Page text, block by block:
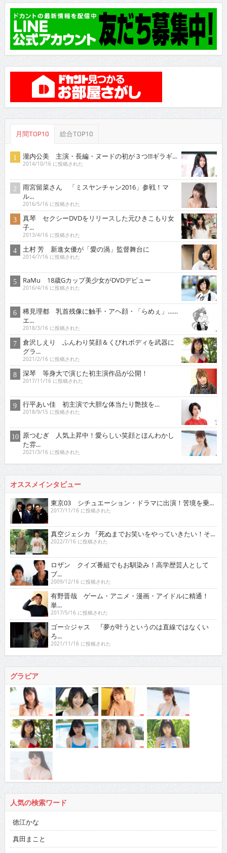
月間TOP10 総合TOP10
瀧内公美 主演・長編・ヌードの初が３つ!!!ギラギ...
2014/10/16 に投稿された
雨宮留菜さん 「ミスヤンチャン2016」参戦！マ
ル...
2016/5/16 に投稿された
真琴 セクシーDVDをリリースした元ひきこもり女
子...
2013/4/16 に投稿された
土村 芳 新進女優が「愛の渦」監督舞台に
2014/7/16 に投稿された
RaMu 18歳Gカップ美少女がDVDデビュー
2016/4/16 に投稿された
稀見理都 乳首残像に触手・アヘ顔・「らめぇ」……
エ...
2018/3/16 に投稿された
倉沢しえり ふんわり笑顔＆くびれボディを武器に
グラ...
2021/2/16 に投稿された
深琴 等身大で演じた初主演作品が公開！
2017/11/16 に投稿された
行平あい佳 初主演で大胆な体当たり艶技を…
2018/9/15 に投稿された
原つむぎ 人気上昇中！愛らしい笑顔とほんわかし
た雰...
2021/3/16 に投稿された
オススメインタビュー
東京03 シチュエーション・ドラマに出演！苦境を乗...
2017/11/16 に投稿された
真空ジェシカ 『死ぬまでお笑いをやっていきたい！そ...
2022/7/16 に投稿された
ロザン クイズ番組でもお馴染み！高学歴芸人として
ブ...
2009/12/16 に投稿された
有野晋哉 ゲーム・アニメ・漫画・アイドルに精通！
単...
2017/5/16 に投稿された
ゴー☆ジャス 『夢が叶うというのは直線ではなくい
ろ...
2021/11/16 に投稿された
グラビア
人気の検索ワード
徳江かな
真田まこと